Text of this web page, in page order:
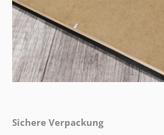
Sichere Verpackung